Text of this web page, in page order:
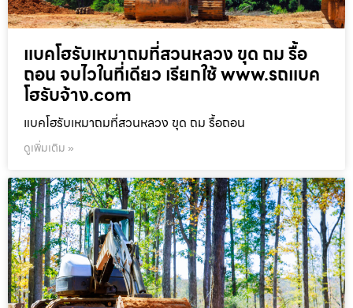
แบคโฮรับเหมาถมที่สวนหลวง ขุด ถม รื้อ
ถอน จบไวในที่เดียว เรียกใช้ www.รถแบค
โฮรับจ้าง.com
แบคโฮรับเหมาถมที่สวนหลวง ขุด ถม รื้อถอน
ดูเพิ่มเติม »